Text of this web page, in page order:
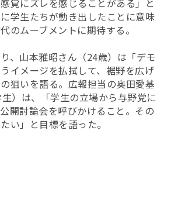
覚にズレを感じることがある」と
学生たちが動き出したことに意味
のムーブメントに期待する。
、山本雅昭さん（24歳）は「デモ
イメージを払拭して、裾野を広げ
狙いを語る。広報担当の奥田愛基
）は、「学生の立場から与野党に
開討論会を呼びかけること。その
い」と目標を語った。